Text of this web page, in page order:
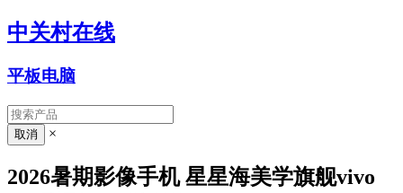
中关村在线
平板电脑
×
2026暑期影像手机 星星海美学旗舰vivo